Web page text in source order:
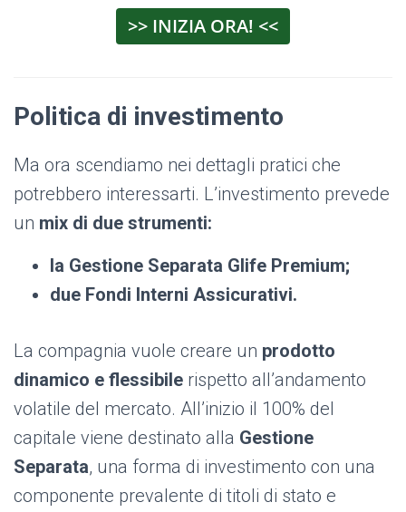
>> INIZIA ORA! <<
Politica di investimento
Ma ora scendiamo nei dettagli pratici che
potrebbero interessarti. L’investimento prevede
un mix di due strumenti:
la Gestione Separata Glife Premium;
due Fondi Interni Assicurativi.
La compagnia vuole creare un prodotto
dinamico e flessibile rispetto all’andamento
volatile del mercato. All’inizio il 100% del
capitale viene destinato alla Gestione
Separata, una forma di investimento con una
componente prevalente di titoli di stato e